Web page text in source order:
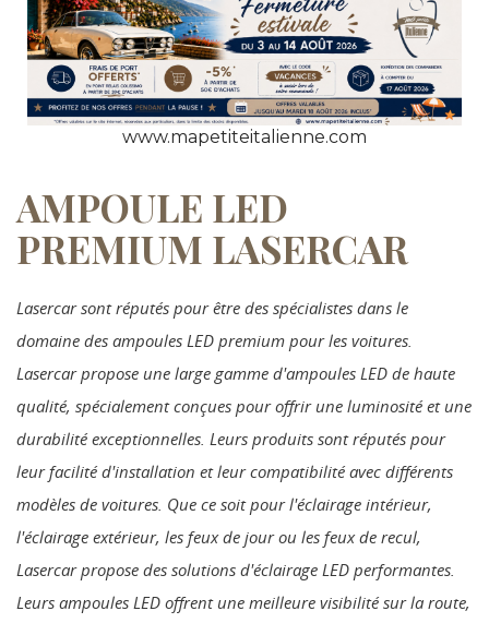
www.mapetiteitalienne.com
AMPOULE LED
PREMIUM LASERCAR
Lasercar sont réputés pour être des spécialistes dans le
domaine des ampoules LED premium pour les voitures.
Lasercar propose une large gamme d'ampoules LED de haute
qualité, spécialement conçues pour offrir une luminosité et une
durabilité exceptionnelles. Leurs produits sont réputés pour
leur facilité d'installation et leur compatibilité avec différents
modèles de voitures. Que ce soit pour l'éclairage intérieur,
l'éclairage extérieur, les feux de jour ou les feux de recul,
Lasercar propose des solutions d'éclairage LED performantes.
Leurs ampoules LED offrent une meilleure visibilité sur la route,